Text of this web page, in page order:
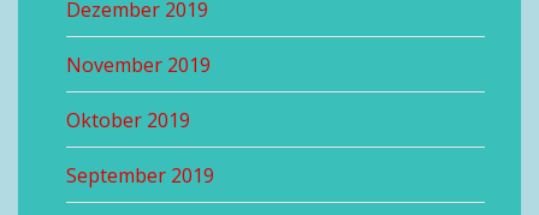
Dezember 2019
November 2019
Oktober 2019
September 2019